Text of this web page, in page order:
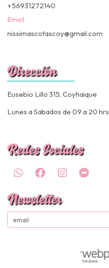
+56931272140
Email
nissimascotascoy@gmail.com
Dirección
Eusebio Lillo 315, Coyhaique
Lunes a Sabados de 09 a 20 hrs
Redes Sociales
Newsletter